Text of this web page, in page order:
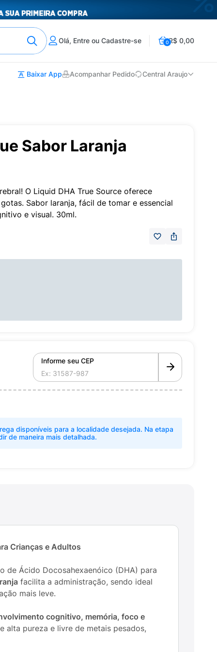
Olá, Entre ou Cadastre-se 0R$ 0,00
Baixar App Acompanhar Pedido Central Araujo
Sabor Laranja
O Liquid DHA True Source oferece
Sabor laranja, fácil de tomar e essencial
e visual. 30ml.
Informe seu CEP
disponíveis para a localidade desejada. Na etapa
de maneira mais detalhada.
Crianças e Adultos
de Ácido Docosahexaenóico (DHA) para
facilita a administração, sendo ideal
mais leve.
cognitivo, memória, foco e
alta pureza e livre de metais pesados,